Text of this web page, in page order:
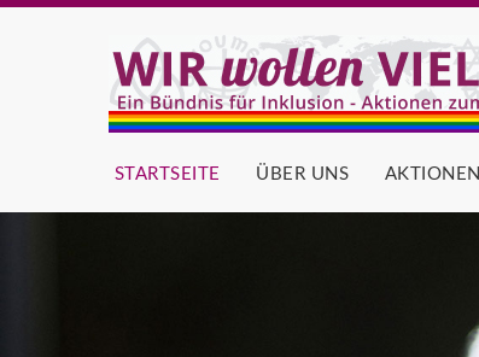
STARTSEITE ÜBER UNS AKTIONEN